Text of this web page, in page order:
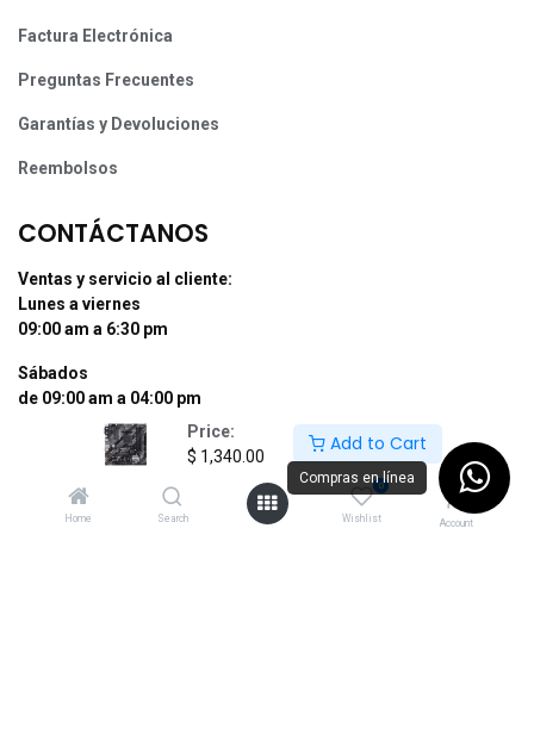
Price:
$ 1,340.00
Add to Cart
Home Search
0
Wishlist Account
Factura Electrónica
Preguntas Frecuentes
Garantías y Devoluciones
Reembolsos
CONTÁCTANOS
Ventas y servicio al cliente:
Lunes a viernes
09:00 am a 6:30 pm
Sábados
de 09:00 am a 04:00 pm
Tel: (55) 50255181 Ext. 800 y 812
Whatsapp +52 56 10704437
contacto@supermexdigital.com
Compras en línea